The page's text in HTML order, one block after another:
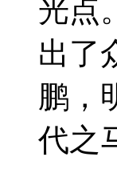
光点
出了
鹏，
代之